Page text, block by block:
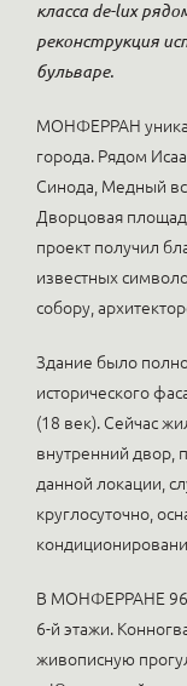
класса de-lux
реконструкция
бульваре.
МОНФЕРРАН
города. Рядом
Синода, Медный
Дворцовая
проект получил
известных
собору,
Здание было
исторического
(18 век). Сейчас
внутренний двор,
данной локации,
круглосуточно,
В МОНФЕРРАНЕ 96
6-й этажи.
живописную